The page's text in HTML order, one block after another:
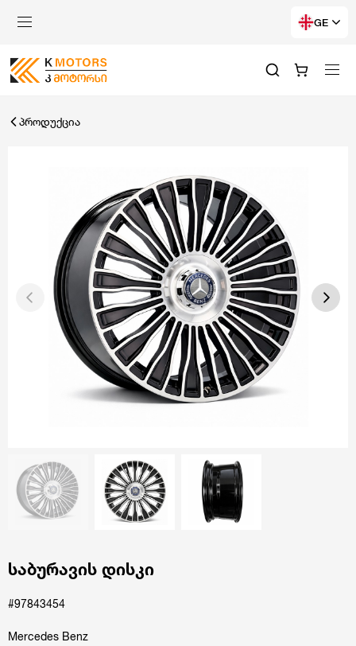
GE
პროდუქცია
საბურავის დისკი
#97843454
Mercedes Benz